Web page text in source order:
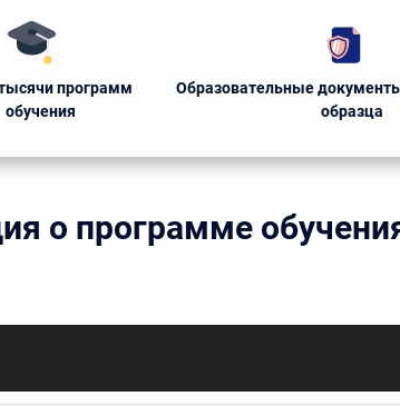
программ
обучения
Образовательные
образца
о программе